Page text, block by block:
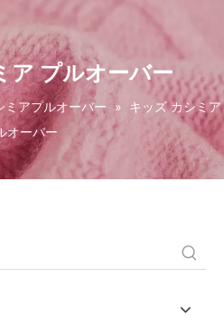
ア プルオーバー
ミアプルオーバー » キッズ カシミア
オーバー